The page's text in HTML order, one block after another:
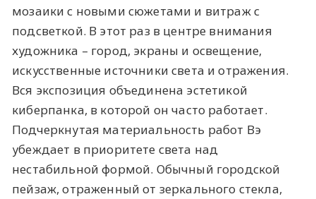
мозаики с новыми сюжетами и витраж с
подсветкой. В этот раз в центре внимания
художника – город, экраны и освещение,
искусственные источники света и отражения.
Вся экспозиция объединена эстетикой
киберпанка, в которой он часто работает.
Подчеркнутая материальность работ Вэ
убеждает в приоритете света над
нестабильной формой. Обычный городской
пейзаж, отраженный от зеркального стекла,